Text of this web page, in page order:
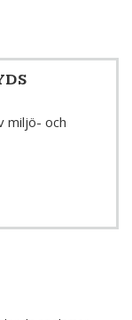
miljö- och